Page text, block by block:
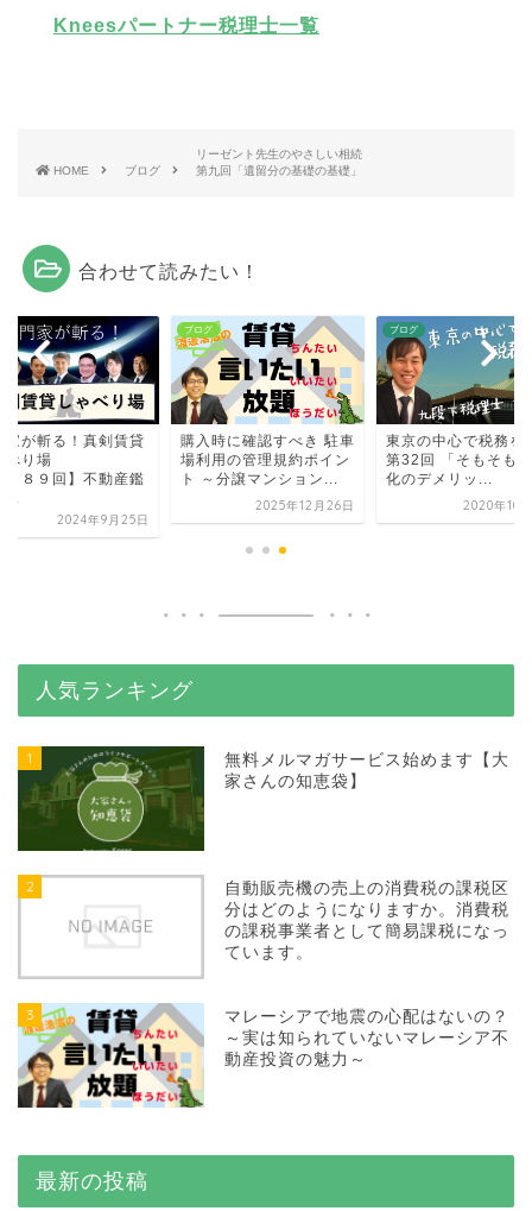
Kneesパートナー税理士一覧
HOME ブログ
リーゼント先生のやさしい相続
第九回「遺留分の基礎の基礎」
合わせて読みたい！
家が斬る！真剣賃貸
べり場
３８９回】不動産鑑
...
2024年9月25日
ブログ
購入時に確認すべき 駐車
場利用の管理規約ポイン
ト ～分譲マンション...
2025年12月26日
ブログ
東京の中心で税務を
第32回 「そもそも
化のデメリッ...
2020年10
人気ランキング
1
無料メルマガサービス始めます【大
家さんの知恵袋】
2
自動販売機の売上の消費税の課税区
分はどのようになりますか。消費税
の課税事業者として簡易課税になっ
ています。
3
マレーシアで地震の心配はないの？
～実は知られていないマレーシア不
動産投資の魅力～
最新の投稿